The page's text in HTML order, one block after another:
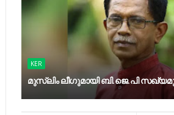
KER
മുസ്‍ലിം ലീഗുമായി ബി.ജെ.പി